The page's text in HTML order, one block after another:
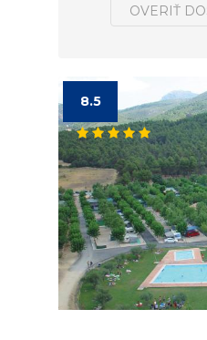
OVERIŤ
8.5